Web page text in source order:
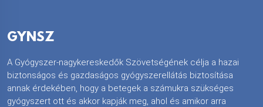
GYNSZ
A Gyógyszer-nagykereskedők Szövetségének célja a hazai
biztonságos és gazdaságos gyógyszerellátás biztosítása
annak érdekében, hogy a betegek a számukra szükséges
gyógyszert ott és akkor kapják meg, ahol és amikor arra